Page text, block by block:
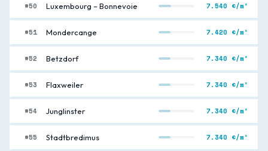
#50 Luxembourg – Bonnevoie 7.540 €/m²
#51 Mondercange 7.420 €/m²
#52 Betzdorf 7.340 €/m²
#53 Flaxweiler 7.340 €/m²
#54 Junglinster 7.340 €/m²
#55 Stadtbredimus 7.340 €/m²